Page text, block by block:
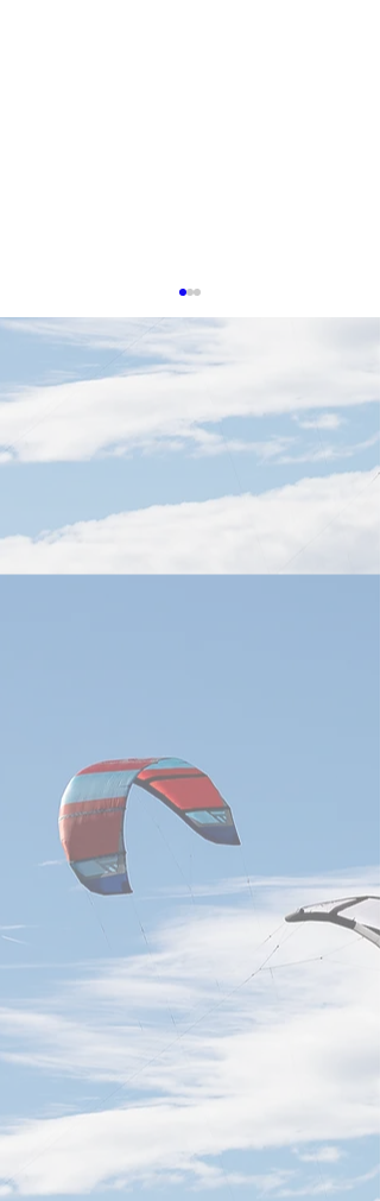
備、穎崴Winway、CSP、
台湾電子部品輸出
感謝。参考にした出典は下記
に記載しています。 半導体設
備、AI需要で超循環 日付
と米中双方の半導体投資拡大
を背景に、台湾の研華、凌
過去最高が見込まれ、前工程
から先進封装・